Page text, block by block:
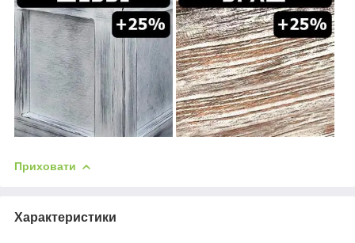
Приховати
Характеристики